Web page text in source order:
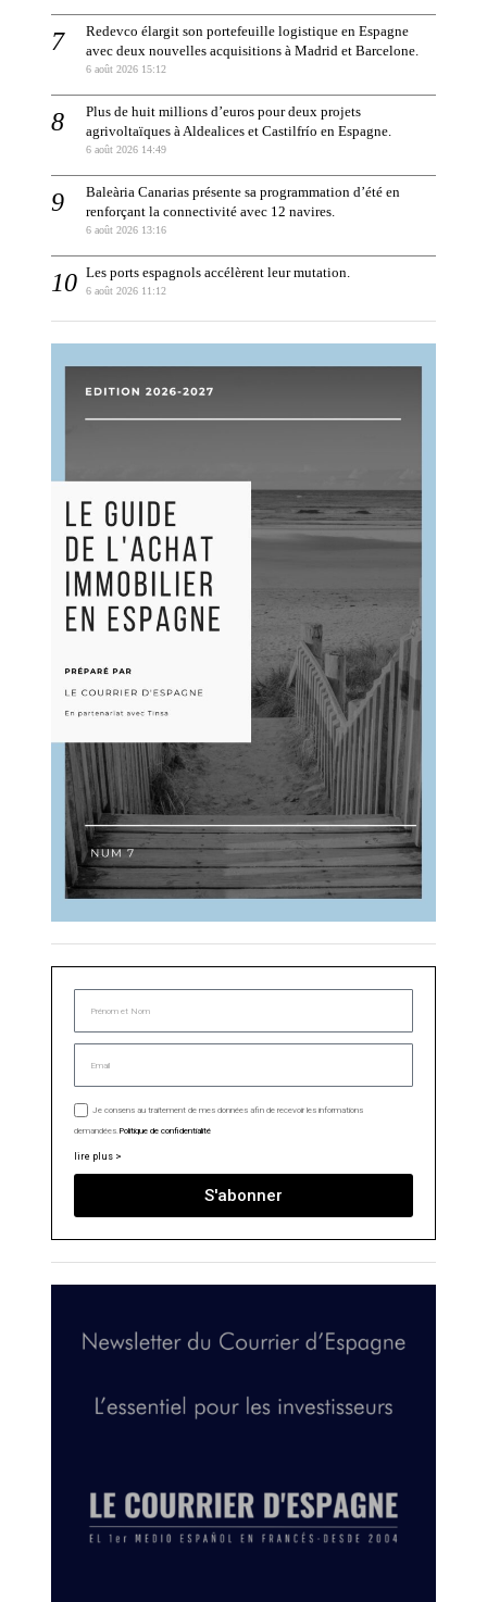
Redevco élargit son portefeuille logistique en Espagne
avec deux nouvelles acquisitions à Madrid et Barcelone.
6 août 2026 15:12
Plus de huit millions d’euros pour deux projets
agrivoltaïques à Aldealices et Castilfrío en Espagne.
6 août 2026 14:49
Baleària Canarias présente sa programmation d’été en
renforçant la connectivité avec 12 navires.
6 août 2026 13:16
Les ports espagnols accélèrent leur mutation.
6 août 2026 11:12
Je consens au traitement de mes données afin de recevoir les informations
demandées.Politique de confidentialité
lire plus >
S'abonner